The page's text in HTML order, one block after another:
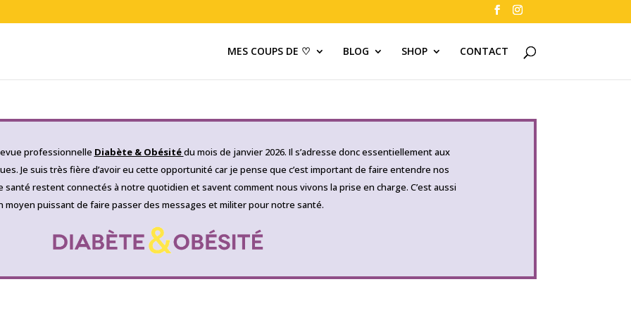
MES COUPS DE ♡ BLOG SHOP CONTACT
professionnelle Diabète & Obésitédu mois de janvier 2026. Il s’adresse donc essentiellement aux
Je suis très fière d’avoir eu cette opportunité car je pense que c’est important de faire entendre nos
restent connectés à notre quotidien et savent comment nous vivons la prise en charge. C’est aussi
moyen puissant de faire passer des messages et militer pour notre santé.